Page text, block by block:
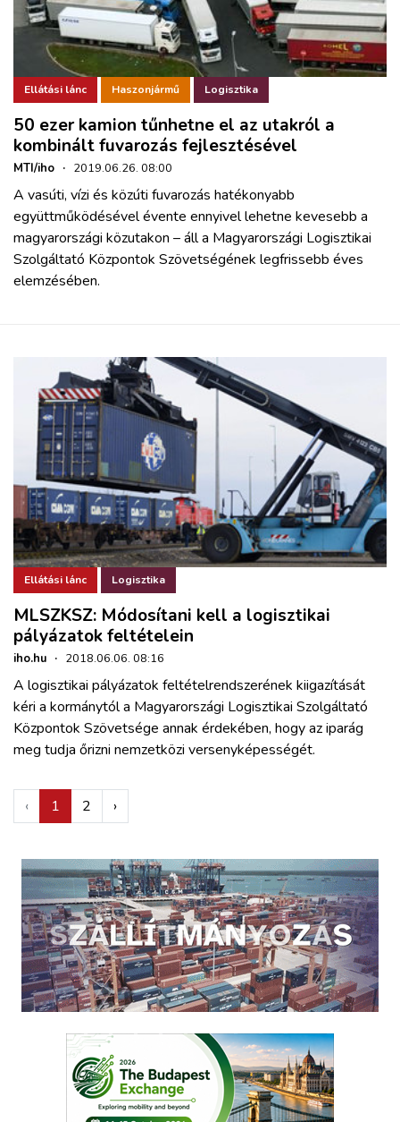
Ellátási lánc Haszonjármű Logisztika
50 ezer kamion tűnhetne el az utakról a
kombinált fuvarozás fejlesztésével
MTI/iho · 2019.06.26. 08:00
A vasúti, vízi és közúti fuvarozás hatékonyabb
együttműködésével évente ennyivel lehetne kevesebb a
magyarországi közutakon – áll a Magyarországi Logisztikai
Szolgáltató Központok Szövetségének legfrissebb éves
elemzésében.
Ellátási lánc Logisztika
MLSZKSZ: Módosítani kell a logisztikai
pályázatok feltételein
iho.hu · 2018.06.06. 08:16
A logisztikai pályázatok feltételrendszerének kiigazítását
kéri a kormánytól a Magyarországi Logisztikai Szolgáltató
Központok Szövetsége annak érdekében, hogy az iparág
meg tudja őrizni nemzetközi versenyképességét.
‹ 1 2 ›